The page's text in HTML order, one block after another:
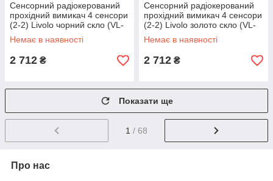
Сенсорний радіокерований
прохідний вимикач 4 сенсори
(2-2) Livolo чорний скло (VL-
C702SR/C702SR-12)
Немає в наявності
2 712 ₴
Сенсорний радіокерований
прохідний вимикач 4 сенсори
(2-2) Livolo золото скло (VL-
C702SR/C702SR-13)
Немає в наявності
2 712 ₴
Показати ще
1 / 68
Про нас